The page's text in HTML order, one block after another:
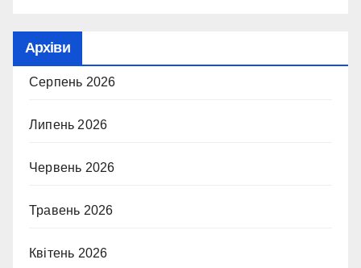
Архіви
Серпень 2026
Липень 2026
Червень 2026
Травень 2026
Квітень 2026